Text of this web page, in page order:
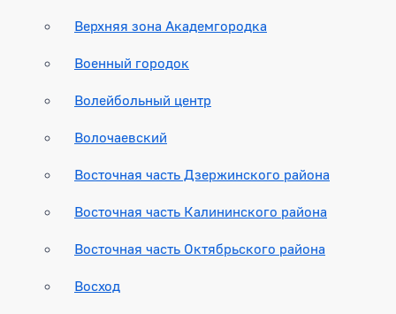
Верхняя зона Академгородка
Военный городок
Волейбольный центр
Волочаевский
Восточная часть Дзержинского района
Восточная часть Калининского района
Восточная часть Октябрьского района
Восход